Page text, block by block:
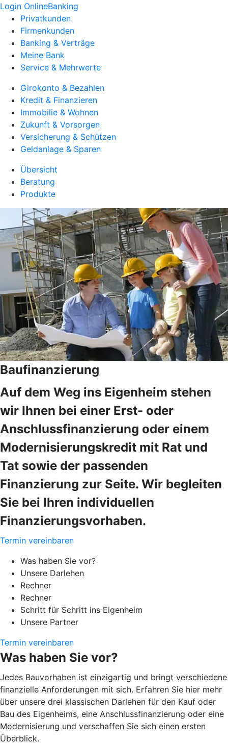
Login OnlineBanking
Privatkunden
Firmenkunden
Banking & Verträge
Meine Bank
Service & Mehrwerte
Girokonto & Bezahlen
Kredit & Finanzieren
Immobilie & Wohnen
Zukunft & Vorsorgen
Versicherung & Schützen
Geldanlage & Sparen
Übersicht
Beratung
Produkte
Baufinanzierung
Auf dem Weg ins Eigenheim stehen
wir Ihnen bei einer Erst- oder
Anschlussfinanzierung oder einem
Modernisierungskredit mit Rat und
Tat sowie der passenden
Finanzierung zur Seite. Wir begleiten
Sie bei Ihren individuellen
Finanzierungsvorhaben.
Termin vereinbaren
Was haben Sie vor?
Unsere Darlehen
Rechner
Rechner
Schritt für Schritt ins Eigenheim
Unsere Partner
Termin vereinbaren
Was haben Sie vor?
Jedes Bauvorhaben ist einzigartig und bringt verschiedene
finanzielle Anforderungen mit sich. Erfahren Sie hier mehr
über unsere drei klassischen Darlehen für den Kauf oder
Bau des Eigenheims, eine Anschlussfinanzierung oder eine
Modernisierung und verschaffen Sie sich einen ersten
Überblick.